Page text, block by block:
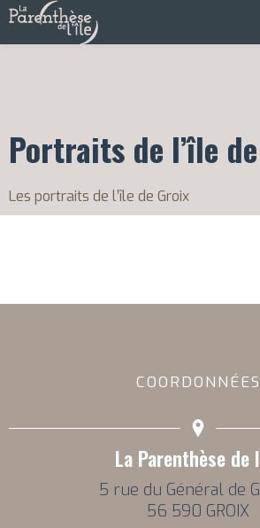
Portraits de l’île
Les portraits de l’île de Groix
COORDONNÉES
La Parenthèse de
5 rue du Général de
56 590 GROIX